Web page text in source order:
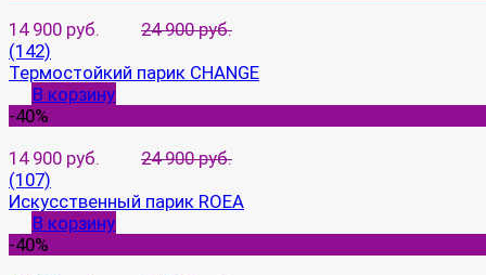
14 900 руб.
24 900 руб.
(142)
Термостойкий парик CHANGE
В корзину
-40%
14 900 руб.
24 900 руб.
(107)
Искусственный парик ROEA
В корзину
-40%